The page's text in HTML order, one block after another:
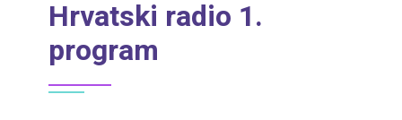
Hrvatski radio 1.
program